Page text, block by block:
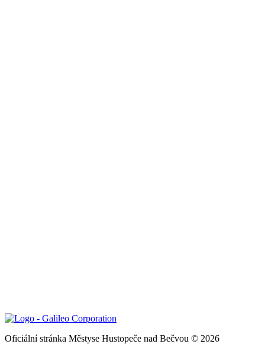
Oficiální stránka Městyse Hustopeče nad Bečvou © 2026